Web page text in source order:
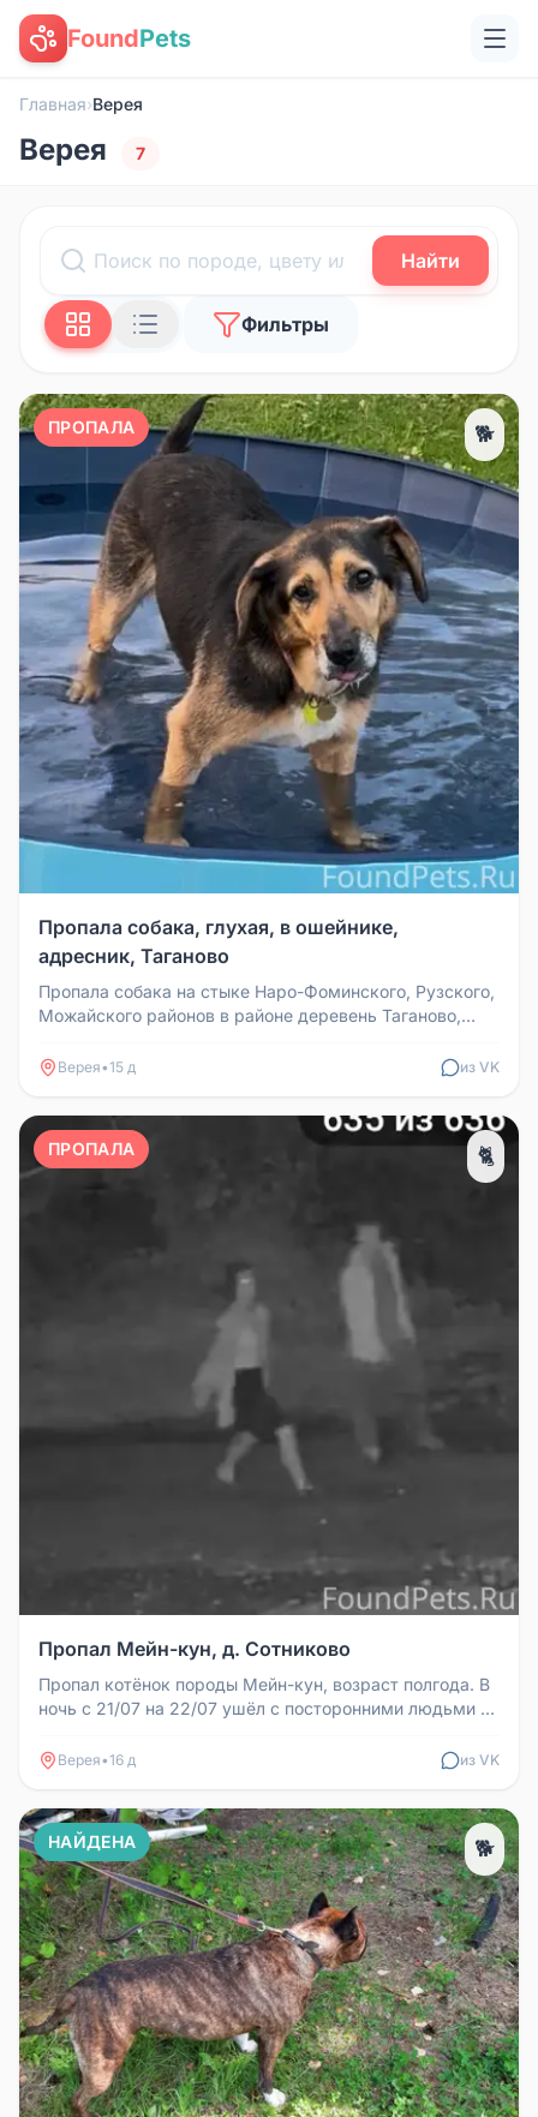
FoundPets
Главная›Верея
Верея 7
Найти
Фильтры
ПРОПАЛА 🐕
Пропала собака, глухая, в ошейнике,
адресник, Таганово
Пропала собака на стыке Наро-Фоминского, Рузского,
Можайского районов в районе деревень Таганово,
Верея•15 д из VK
ПРОПАЛА 🐈
Пропал Мейн-кун, д. Сотниково
Пропал котёнок породы Мейн-кун, возраст полгода. В
ночь с 21/07 на 22/07 ушёл с посторонними людьми в
Верея•16 д из VK
НАЙДЕНА 🐕